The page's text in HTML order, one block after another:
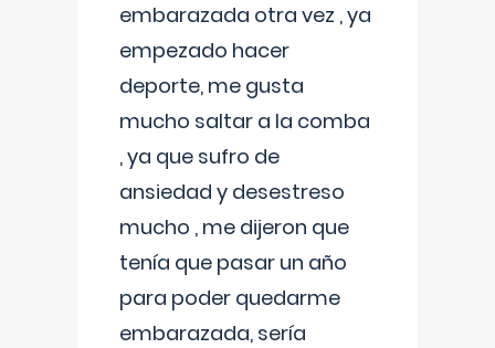
embarazada otra vez , ya
empezado hacer
deporte, me gusta
mucho saltar a la comba
, ya que sufro de
ansiedad y desestreso
mucho , me dijeron que
tenía que pasar un año
para poder quedarme
embarazada, sería